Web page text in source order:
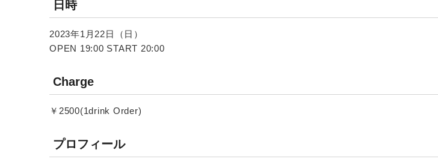
日時
2023年1月22日（日）
OPEN 19:00 START 20:00
Charge
￥2500(1drink Order)
プロフィール